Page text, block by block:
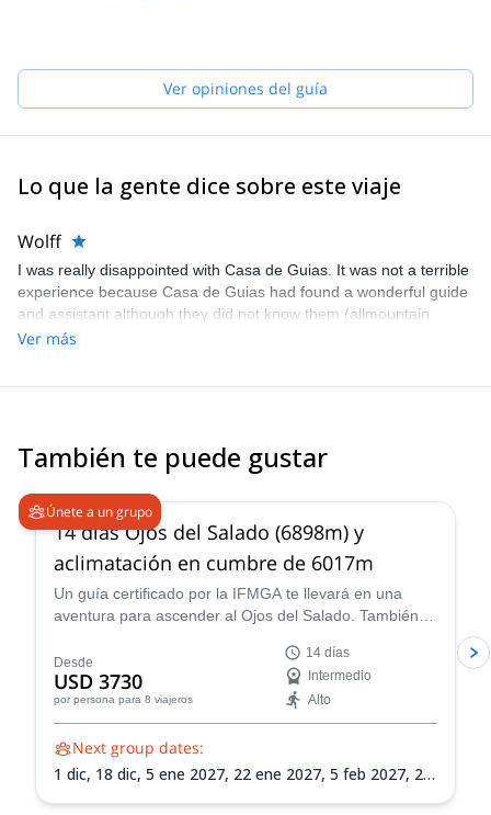
Ver opiniones del guía
Lo que la gente dice sobre este viaje
Wolff
I was really disappointed with Casa de Guias. It was not a terrible
experience because Casa de Guias had found a wonderful guide
and assistant although they did not know them (allmountain
guide). As to Explore -Share I don´t intent to buy anything. I will
Ver más
También te puede gustar
Únete a un grupo
14 días Ojos del Salado (6898m) y
aclimatación en cumbre de 6017m
Un guía certificado por la IFMGA te llevará en una
aventura para ascender al Ojos del Salado. También
San Francisco para aclimatación.
Desde
USD 3730
por persona para 8 viajeros
14 días
Intermedio
Alto
Next group dates:
1 dic, 18 dic, 5 ene 2027, 22 ene 2027, 5 feb 2027, 21